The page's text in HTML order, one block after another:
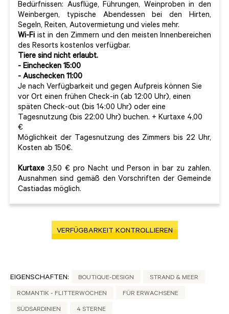
Bedürfnissen: Ausflüge, Führungen, Weinproben in den
Weinbergen, typische Abendessen bei den Hirten,
Segeln, Reiten, Autovermietung und vieles mehr.
Wi-Fi ist in den Zimmern und den meisten Innenbereichen
des Resorts kostenlos verfügbar.
Tiere sind nicht erlaubt.
- Einchecken 15:00
- Auschecken 11:00
Je nach Verfügbarkeit und gegen Aufpreis können Sie
vor Ort einen frühen Check-in (ab 12:00 Uhr), einen
späten Check-out (bis 14:00 Uhr) oder eine
Tagesnutzung (bis 22:00 Uhr) buchen. + Kurtaxe 4,00
€
Möglichkeit der Tagesnutzung des Zimmers bis 22 Uhr,
Kosten ab 150€.
Kurtaxe 3,50 € pro Nacht und Person in bar zu zahlen.
Ausnahmen sind gemäß den Vorschriften der Gemeinde
Castiadas möglich.
VERFÜGBARKEIT KONTROLLIEREN
EIGENSCHAFTEN: BOUTIQUE-DESIGN STRAND & MEER
ROMANTIK - FLITTERWOCHEN FÜR ERWACHSENE
SÜDSARDINIEN 4 STERNE